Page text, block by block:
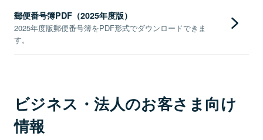
郵便番号簿PDF（2025年度版）
2025年度版郵便番号簿をPDF形式でダウンロードできま
す。
ビジネス・法人のお客さま向け
情報